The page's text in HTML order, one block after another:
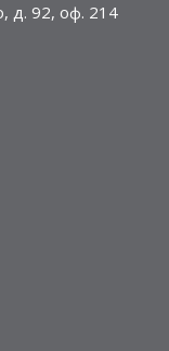
д. 92, оф. 214